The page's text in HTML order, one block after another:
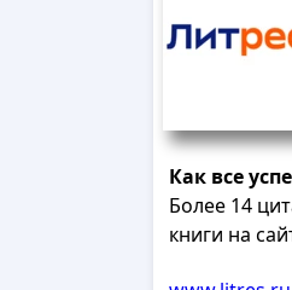
Как все
Более 14
книги на